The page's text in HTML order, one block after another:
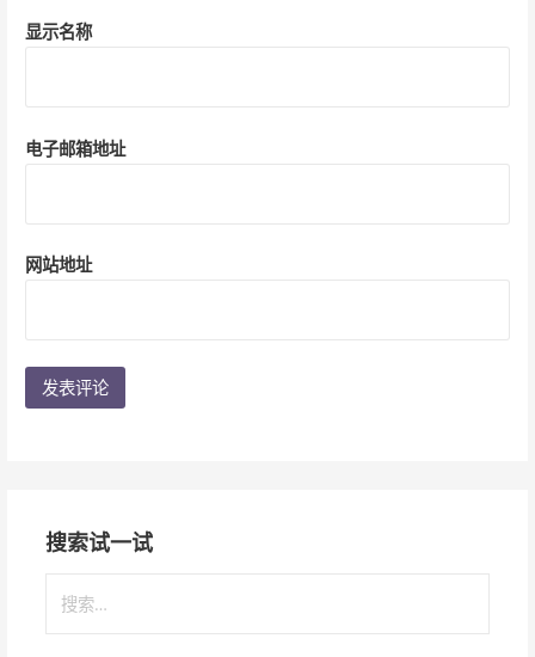
显示名称
电子邮箱地址
网站地址
搜索试一试
索